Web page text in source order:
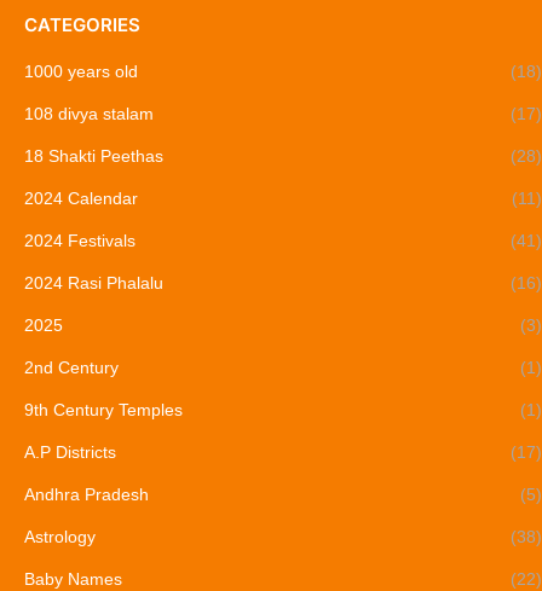
CATEGORIES
1000 years old (18)
108 divya stalam (17)
18 Shakti Peethas (28)
2024 Calendar (11)
2024 Festivals (41)
2024 Rasi Phalalu (16)
2025 (3)
2nd Century (1)
9th Century Temples (1)
A.P Districts (17)
Andhra Pradesh (5)
Astrology (38)
Baby Names (22)